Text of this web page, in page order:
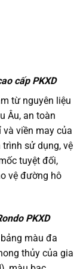
cấp PKXD
từ nguyên liệu
Âu, an toàn
viền may của
sử dụng, vệ
tuyệt đối,
vệ đường hô
PKXD
màu đa
thủy của gia